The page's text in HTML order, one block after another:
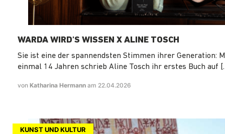
WARDA WIRD’S WISSEN X ALINE TOSCH
Sie ist eine der spannendsten Stimmen ihrer Generation:
einmal 14 Jahren schrieb Aline Tosch ihr erstes Buch auf
von Katharina Hermann am 22.04.2026
KUNST UND KULTUR